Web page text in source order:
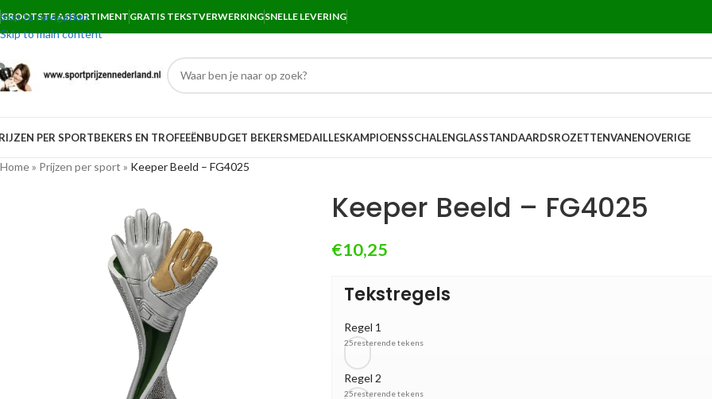
Skip to navigation
Skip to main content
GROOTSTE ASSORTIMENT GRATIS TEKSTVERWERKINGSNELLE LEVERING
PER SPORTBEKERS EN TROFEEËNBUDGET BEKERSMEDAILLESKAMPIOENSSCHALENGLASSTANDAARDSROZETTENVANENOVERIGE
Home» Prijzen per sport » Keeper Beeld – FG4025
Keeper Beeld – FG4025
€10,25
Tekstregels
Regel 1
25resterende tekens
Regel 2
25resterende tekens